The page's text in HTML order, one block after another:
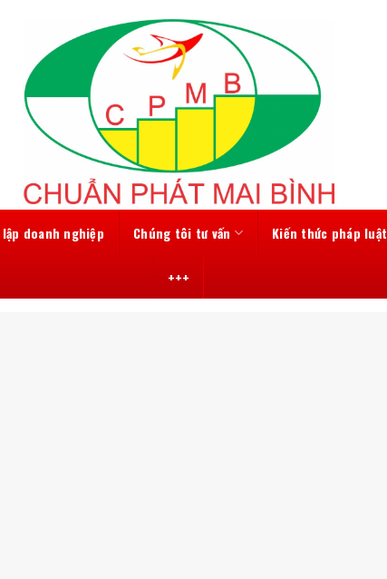
doanh nghiệp Chúng tôi tư vấn Kiến thức pháp luật
+++